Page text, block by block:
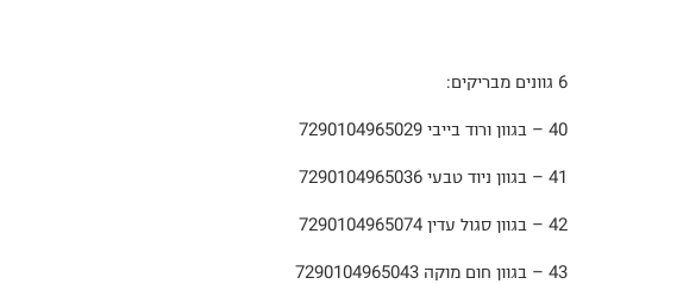
6 גוונים מבריקים:
40 – בגוון ורוד בייבי 7290104965029
41 – בגוון ניוד טבעי 7290104965036
42 – בגוון סגול עדין 7290104965074
43 – בגוון חום מוקה 7290104965043